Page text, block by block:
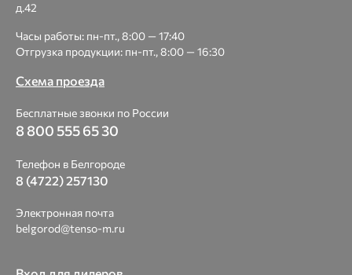
д.42
Часы работы: пн-пт., 8:00 — 17:40
Отгрузка продукции: пн-пт., 8:00 — 16:30
Схема проезда
Бесплатные звонки по России
8 800 555 65 30
Телефон в Белгороде
8 (4722) 257130
Электронная почта
belgorod@tenso-m.ru